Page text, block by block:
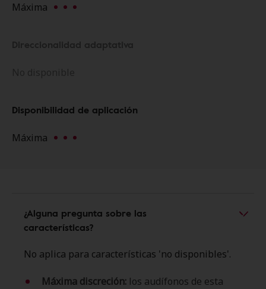
Máxima Rating: Máxima (3 of 3)
Disponibilidad de aplicación
Máxima Rating: Máxima (3 of 3)
¿Alguna pregunta sobre las
características?
No aplica para características 'no disponibles'.
Máxima discreción: los audífonos de esta